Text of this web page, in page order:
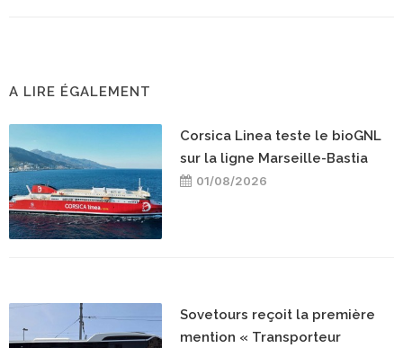
A LIRE ÉGALEMENT
Corsica Linea teste le bioGNL
sur la ligne Marseille-Bastia
01/08/2026
Sovetours reçoit la première
mention « Transporteur